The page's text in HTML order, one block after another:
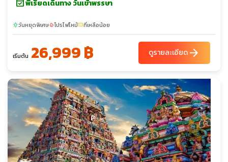
event_availableพีเรียดเดินทาง วันเข้าพรรษา
sunnyวันหยุดพิเศษlocal_fire_departmentโปรไฟไหม้confirmation_numberที่เหลือน้อย
เริ่มต้น 26,999 ฿ ดูรายละเอียดarrow_forward